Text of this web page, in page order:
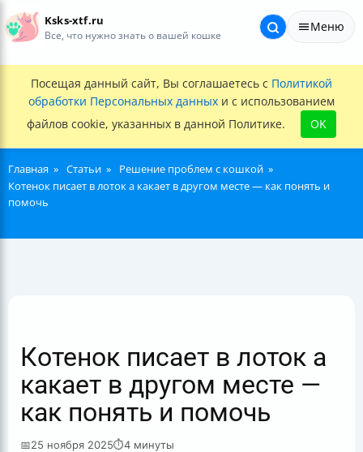
Ksks-xtf.ru
Все, что нужно знать о вашей кошке
Меню
Посещая данный сайт, Вы соглашаетесь с Политикой
обработки Персональных данных и с использованием
файлов cookie, указанных в данной Политике.
OK
Главная Статьи
Решение проблем с кошкой
Котенок писает в лоток а какает в другом месте — как понять и
помочь
Котенок писает в лоток а
какает в другом месте —
как понять и помочь
📅25 ноября 2025⏱4 минуты